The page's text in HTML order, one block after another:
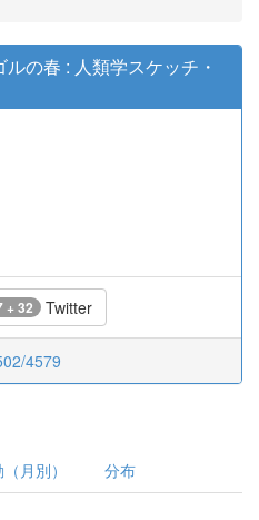
ルの春 : 人類学スケッチ・
+ 32 Twitter
4579
月別） 分布